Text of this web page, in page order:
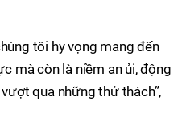
tôi hy vọng mang đến
mà còn là niềm an ủi, động
qua những thử thách”,